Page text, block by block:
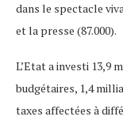
dans le spectacle
et la presse (87.000).
L’Etat a investi 13,9
budgétaires, 1,4
taxes affectées à